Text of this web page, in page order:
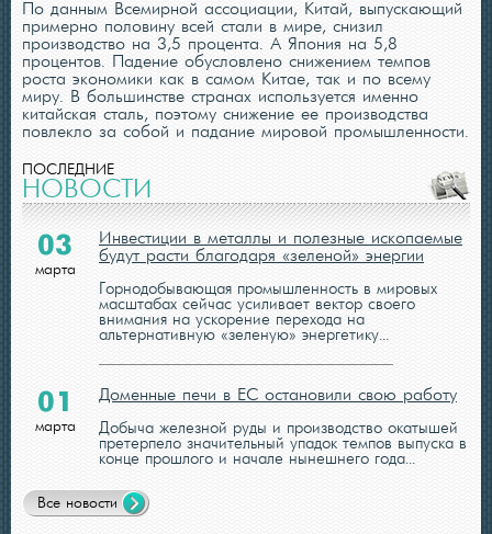
По данным Всемирной ассоциации, Китай, выпускающий
примерно половину всей стали в мире, снизил
производство на 3,5 процента. А Япония на 5,8
процентов. Падение обусловлено снижением темпов
роста экономики как в самом Китае, так и по всему
миру. В большинстве странах используется именно
китайская сталь, поэтому снижение ее производства
повлекло за собой и падание мировой промышленности.
ПОСЛЕДНИЕ
НОВОСТИ
03
марта
Инвестиции в металлы и полезные ископаемые
будут расти благодаря «зеленой» энергии
Горнодобывающая промышленность в мировых
масштабах сейчас усиливает вектор своего
внимания на ускорение перехода на
альтернативную «зеленую» энергетику...
01
марта
Доменные печи в ЕС остановили свою работу
Добыча железной руды и производство окатышей
претерпело значительный упадок темпов выпуска в
конце прошлого и начале нынешнего года...
Все новости